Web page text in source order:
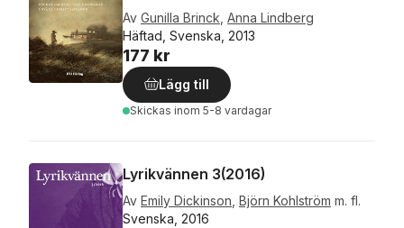
Av Gunilla Brinck Anna Lindberg
Häftad, Svenska, 2013
177 kr
Lägg till
Skickas inom 5-8 vardagar
Lyrikvännen 3(2016)
Av Emily Dickinson Björn Kohlström m. fl.
Svenska, 2016